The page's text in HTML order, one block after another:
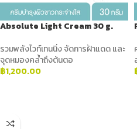
Absolute Light Cream 30 g.
รวมพลังไวท์เทนนิ่ง จัดการฝ้าแดด และ
จุดหมองคล้ำถึงต้นตอ
฿1,200.00